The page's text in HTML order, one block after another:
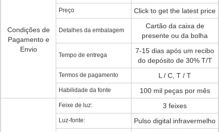
Condições de
Pagamento e
Envio
Preço Click to get the latest price
Detalhes da embalagem
Cartão da caixa de
presente ou da bolha
Tempo de entrega
7-15 dias após um recibo
do depósito de 30% T/T
Termos de pagamento L / C, T / T
Habilidade da fonte 100 mil peças por mês
Feixe de luz: 3 feixes
Luz-fonte: Pulso digital infravermelho